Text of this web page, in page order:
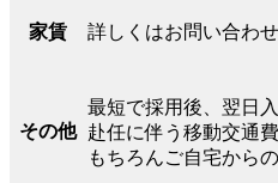
家賃 詳しくはお問い合わせ
その他
最短で採用後、翌日
赴任に伴う移動交通
もちろんご自宅から